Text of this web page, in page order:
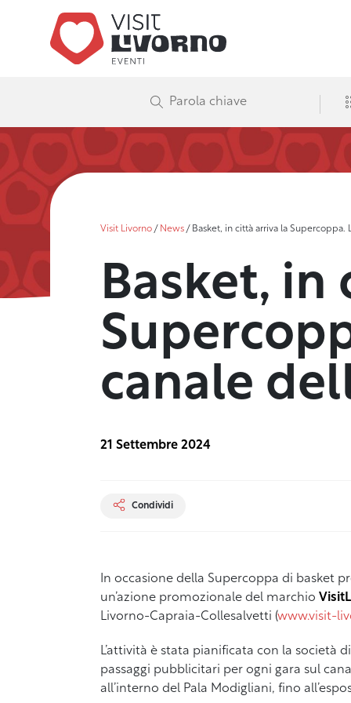
Visit Livorno / News / Basket, in città arriva la Supercoppa.
Basket, in
canale
21 Settembre 2024
Condividi
In occasione della Supercoppa di basket
un’azione promozionale del marchio
Livorno-Capraia-Collesalvetti (www.visit-
L’attività è stata pianificata con la società
passaggi pubblicitari per ogni gara sul
all’interno del Pala Modigliani, fino